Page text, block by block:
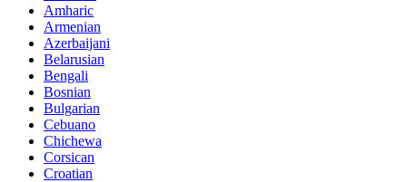
Amharic
Armenian
Azerbaijani
Belarusian
Bengali
Bosnian
Bulgarian
Cebuano
Chichewa
Corsican
Croatian